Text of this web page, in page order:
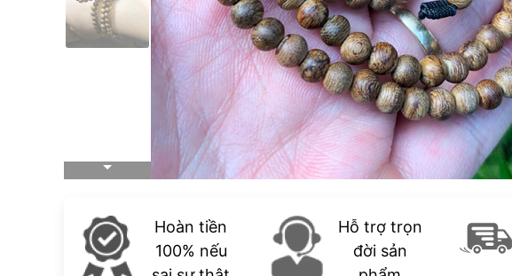
Hoàn tiền
100% nếu
Hỗ trợ trọn
đời sản